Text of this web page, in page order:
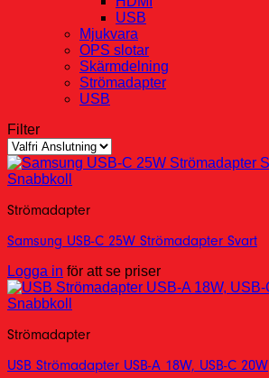
USB
Mjukvara
OPS slotar
Skärmdelning
Strömadapter
USB
Filter
Snabbkoll
Strömadapter
Samsung USB-C 25W Strömadapter Svart
Logga in för att se priser
Snabbkoll
Strömadapter
USB Strömadapter USB-A 18W, USB-C 20W